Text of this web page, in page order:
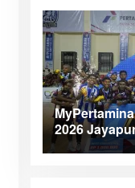
2026
dorong